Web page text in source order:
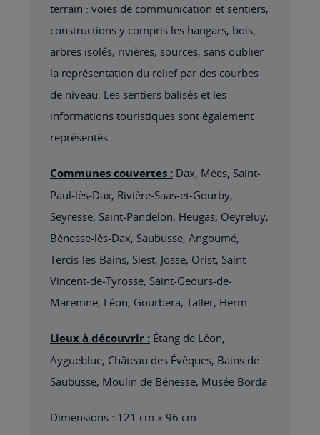
terrain : voies de communication et sentiers,
constructions y compris les hangars, bois,
arbres isolés, rivières, sources, sans oublier
la représentation du relief par des courbes
de niveau. Les sentiers balisés et les
informations touristiques sont également
représentés.
Communes couvertes : Dax, Mées, Saint-
Paul-lès-Dax, Rivière-Saas-et-Gourby,
Seyresse, Saint-Pandelon, Heugas, Oeyreluy,
Bénesse-lès-Dax, Saubusse, Angoumé,
Tercis-les-Bains, Siest, Josse, Orist, Saint-
Vincent-de-Tyrosse, Saint-Geours-de-
Maremne, Léon, Gourbera, Taller, Herm
Lieux à découvrir : Étang de Léon,
Aygueblue, Château des Évêques, Bains de
Saubusse, Moulin de Bénesse, Musée Borda
Dimensions : 121 cm x 96 cm